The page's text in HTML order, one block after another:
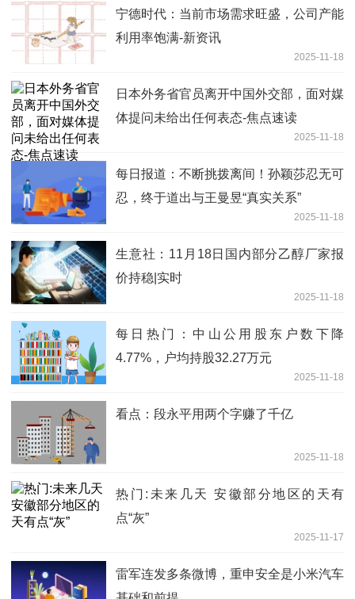
宁德时代：当前市场需求旺盛，公司产能
利用率饱满-新资讯
2025-11-18
日本外务省官员离开中国外交部，面对媒
体提问未给出任何表态-焦点速读
2025-11-18
每日报道：不断挑拨离间！孙颖莎忍无可
忍，终于道出与王曼昱“真实关系”
2025-11-18
生意社：11月18日国内部分乙醇厂家报
价持稳|实时
2025-11-18
每日热门：中山公用股东户数下降
4.77%，户均持股32.27万元
2025-11-18
看点：段永平用两个字赚了千亿
2025-11-18
热门:未来几天 安徽部分地区的天有
点“灰”
2025-11-17
雷军连发多条微博，重申安全是小米汽车